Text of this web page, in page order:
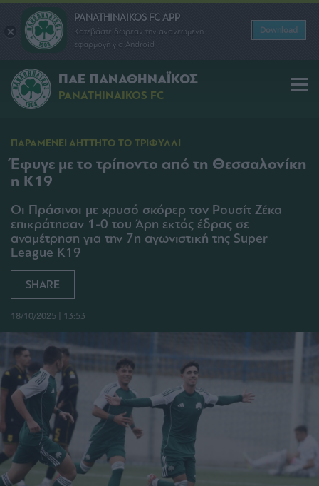
PANATHINAIKOS FC APP
Κατεβάστε δωρεάν την ανανεωμένη
εφαρμογή για Android
Download
ΠΑΕ ΠΑΝΑΘΗΝΑΪΚΟΣ
PANATHINAIKOS FC
ΠΑΡΑΜΕΝΕΙ ΑΗΤΤΗΤΟ ΤΟ ΤΡΙΦΥΛΛΙ
Έφυγε με το τρίποντο από τη Θεσσαλονίκη
η Κ19
Οι Πράσινοι με χρυσό σκόρερ τον Ρουσίτ Ζέκα
επικράτησαν 1-0 του Άρη εκτός έδρας σε
αναμέτρηση για την 7η αγωνιστική της Super
League Κ19
SHARE
18/10/2025 | 13:53